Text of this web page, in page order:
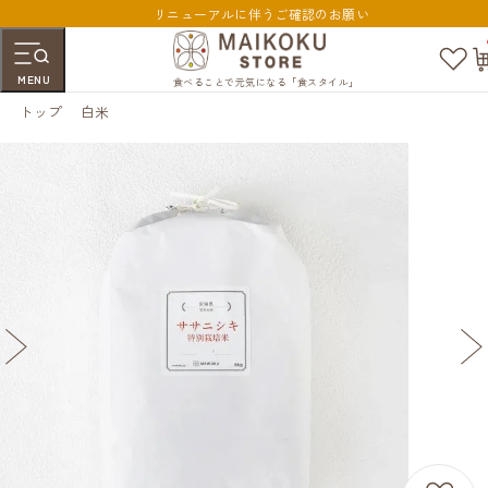
リニューアルに伴うご確認のお願い
MENU 食べることで元気になる「食スタイル」
お
気
トップ 白米